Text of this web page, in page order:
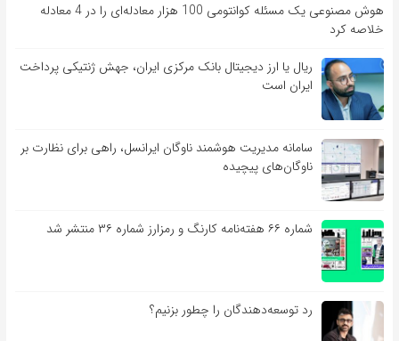
هوش مصنوعی یک مسئله کوانتومی 100 هزار معادله‌‎ای را در 4 معادله
خلاصه کرد
ریال یا ارز دیجیتال بانک مرکزی ایران، جهش ژنتیکی پرداخت
ایران است
سامانه مدیریت هوشمند ناوگان ایرانسل، راهی برای نظارت بر
ناوگان‌های پیچیده
شماره ۶۶ هفته‌نامه کارنگ و رمزارز شماره ۳۶ منتشر شد
رد توسعه‌دهندگان را چطور بزنیم؟